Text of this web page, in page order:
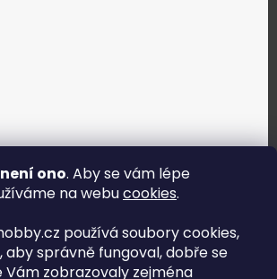
ono. Aby se vám lépe
na webucookies.
používá soubory cookies,
správně fungoval, dobře se
Vám zobrazovaly zejména
vybrat správné servo?
Najít správné servo